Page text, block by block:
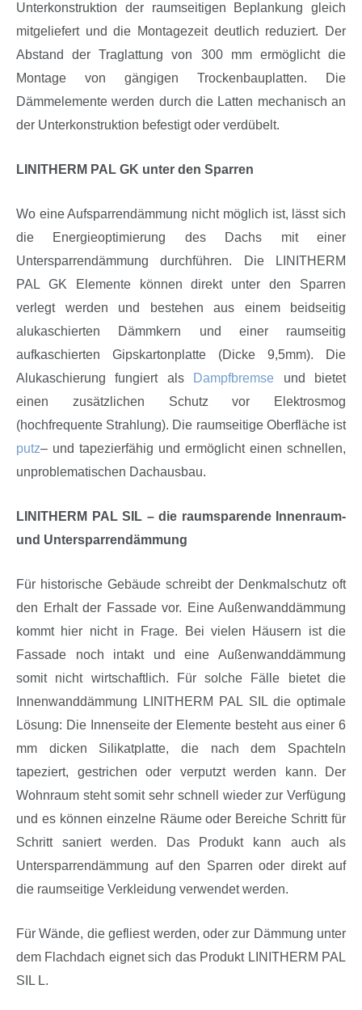
Unterkonstruktion der raumseitigen Beplankung gleich
mitgeliefert und die Montagezeit deutlich reduziert. Der
Abstand der Traglattung von 300 mm ermöglicht die
Montage von gängigen Trockenbauplatten. Die
Dämmelemente werden durch die Latten mechanisch an
der Unterkonstruktion befestigt oder verdübelt.
LINITHERM PAL GK unter den Sparren
Wo eine Aufsparrendämmung nicht möglich ist, lässt sich
die Energieoptimierung des Dachs mit einer
Untersparrendämmung durchführen. Die LINITHERM
PAL GK Elemente können direkt unter den Sparren
verlegt werden und bestehen aus einem beidseitig
alukaschierten Dämmkern und einer raumseitig
aufkaschierten Gipskartonplatte (Dicke 9,5mm). Die
Alukaschierung fungiert als
Dampfbremse und bietet
einen zusätzlichen Schutz vor Elektrosmog
(hochfrequente Strahlung). Die raumseitige Oberfläche ist
putz– und tapezierfähig und ermöglicht einen schnellen,
unproblematischen Dachausbau.
LINITHERM PAL SIL – die raumsparende Innenraum-
und Untersparrendämmung
Für historische Gebäude schreibt der Denkmalschutz oft
den Erhalt der Fassade vor. Eine Außenwanddämmung
kommt hier nicht in Frage. Bei vielen Häusern ist die
Fassade noch intakt und eine Außenwanddämmung
somit nicht wirtschaftlich. Für solche Fälle bietet die
Innenwanddämmung LINITHERM PAL SIL die optimale
Lösung: Die Innenseite der Elemente besteht aus einer 6
mm dicken Silikatplatte, die nach dem Spachteln
tapeziert, gestrichen oder verputzt werden kann. Der
Wohnraum steht somit sehr schnell wieder zur Verfügung
und es können einzelne Räume oder Bereiche Schritt für
Schritt saniert werden. Das Produkt kann auch als
Untersparrendämmung auf den Sparren oder direkt auf
die raumseitige Verkleidung verwendet werden.
Für Wände, die gefliest werden, oder zur Dämmung unter
dem Flachdach eignet sich das Produkt LINITHERM PAL
SIL L.